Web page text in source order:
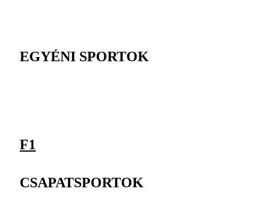
EGYÉNI SPORTOK
F1
CSAPATSPORTOK